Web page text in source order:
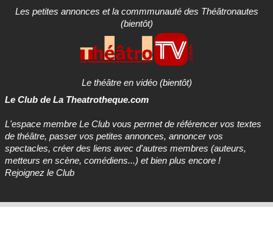
Les petites annonces et la commmunauté des Théâtronautes
(bientôt)
Le théâtre en vidéo (bientôt)
Le Club de La Theatrotheque.com
L'espace membre Le Club vous permet de référencer vos textes
de théâtre, passer vos petites annonces, annoncer vos
spectacles, créer des liens avec d'autres membres (auteurs,
metteurs en scène, comédiens...) et bien plus encore !
Rejoignez le Club